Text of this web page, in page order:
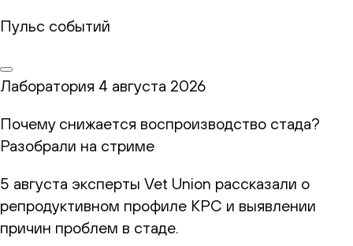
Пульс событий
Лаборатория 4 августа 2026
Почему снижается воспроизводство стада?
Разобрали на стриме
5 августа эксперты Vet Union рассказали о
репродуктивном профиле КРС и выявлении
причин проблем в стаде.